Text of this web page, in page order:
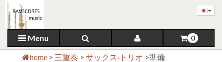
Menu 0
home > 三重奏 > サックス·トリオ >準備